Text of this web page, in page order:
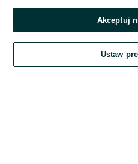
Kontynuując za pośrednictwem
Regulamin serwisu
Akceptuj
Ustaw